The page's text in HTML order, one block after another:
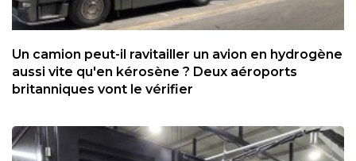
Un camion peut-il ravitailler un avion en hydrogène
aussi vite qu'en kérosène ? Deux aéroports
britanniques vont le vérifier